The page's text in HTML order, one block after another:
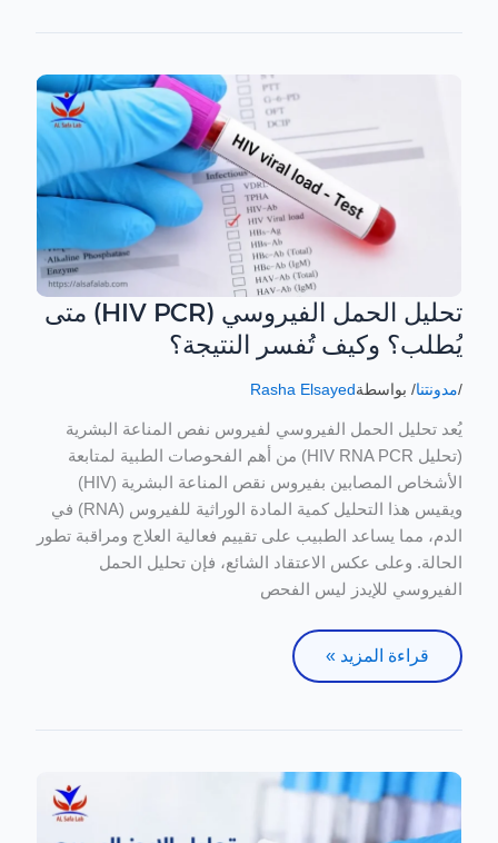
تحليل الحمل الفيروسي (HIV PCR) متى
يُطلب؟ وكيف تُفسر النتيجة؟
/مدونتنا/ بواسطةRasha Elsayed
يُعد تحليل الحمل الفيروسي لفيروس نفص المناعة البشرية
(تحليل HIV RNA PCR) من أهم الفحوصات الطبية لمتابعة
الأشخاص المصابين بفيروس نقص المناعة البشرية (HIV)
ويقيس هذا التحليل كمية المادة الوراثية للفيروس (RNA) في
الدم، مما يساعد الطبيب على تقييم فعالية العلاج ومراقبة تطور
الحالة. وعلى عكس الاعتقاد الشائع، فإن تحليل الحمل
الفيروسي للإيدز ليس الفحص
تحليل
الحمل
متى
يُطلب؟
وكيف
تُفسر
النتيجة؟
قراءة المزيد »